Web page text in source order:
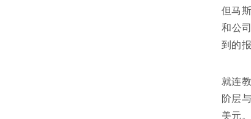
但马
和公
到的
就连
阶层
美元。